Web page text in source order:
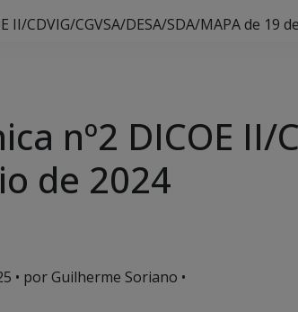
II/CDVIG/CGVSA/DESA/SDA/MAPA de 19
nº2 DICOE II/
de 2024
• por Guilherme Soriano •